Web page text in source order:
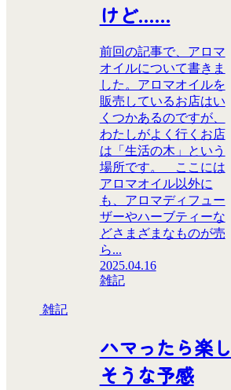
けど……
前回の記事で、アロマ
オイルについて書きま
した。アロマオイルを
販売しているお店はい
くつかあるのですが、
わたしがよく行くお店
は「生活の木」という
場所です。 ここには
アロマオイル以外に
も、アロマディフュー
ザーやハーブティーな
どさまざまなものが売
ら...
2025.04.16
雑記
雑記
ハマったら楽し
そうな予感